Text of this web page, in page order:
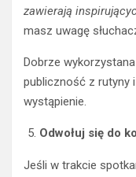
zawierają
masz uwagę
Dobrze
publiczność z rutyny
wystąpienie.
Odwołuj się do
Jeśli w trakcie